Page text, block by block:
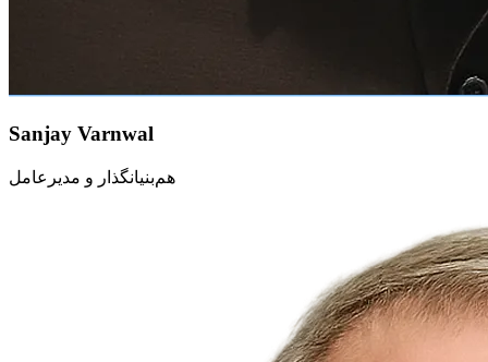
Sanjay Varnwal
هم‌بنیانگذار و مدیرعامل